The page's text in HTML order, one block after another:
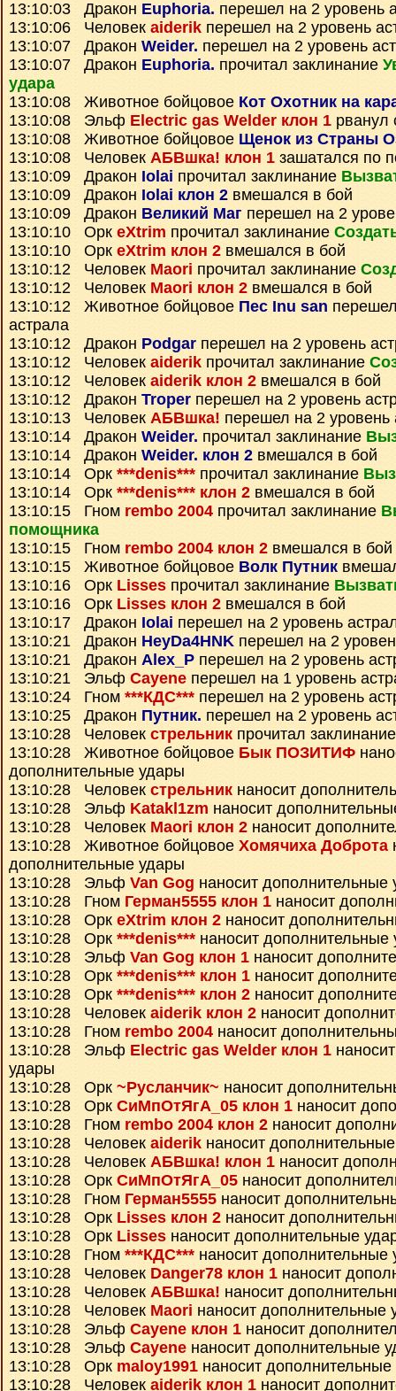
13:10:03 Дракон Euphoria. перешел на 2 уровень
13:10:06 Человек aiderik перешел на 2 уровень
13:10:07 Дракон Weider. перешел на 2 уровень
13:10:07 Дракон Euphoria. прочитал заклинание
удара
13:10:08 Животное бойцовое Кот Охотник на
13:10:08 Эльф Electric gas Welder клон 1 рванул
13:10:08 Животное бойцовое Щенок из Страны
13:10:08 Человек АБВшка! клон 1 зашатался по
13:10:09 Дракон Iolai прочитал заклинание
13:10:09 Дракон Iolai клон 2 вмешался в бой
13:10:09 Дракон Великий Маг перешел на 2
13:10:10 Орк eXtrim прочитал заклинание
13:10:10 Орк eXtrim клон 2 вмешался в бой
13:10:12 Человек Maori прочитал заклинание
13:10:12 Человек Maori клон 2 вмешался в бой
13:10:12 Животное бойцовое Пес Inu san
астрала
13:10:12 Дракон Podgar перешел на 2 уровень
13:10:12 Человек aiderik прочитал заклинание
13:10:12 Человек aiderik клон 2 вмешался в бой
13:10:12 Дракон Troper перешел на 2 уровень
13:10:13 Человек АБВшка! перешел на 2 уровень
13:10:14 Дракон Weider. прочитал заклинание
13:10:14 Дракон Weider. клон 2 вмешался в бой
13:10:14 Орк ***denis*** прочитал заклинание
13:10:14 Орк ***denis*** клон 2 вмешался в бой
13:10:15 Гном rembo 2004 прочитал заклинание
помощника
13:10:15 Гном rembo 2004 клон 2 вмешался в бой
13:10:15 Животное бойцовое Волк Путник
13:10:16 Орк Lisses прочитал заклинание
13:10:16 Орк Lisses клон 2 вмешался в бой
13:10:17 Дракон Iolai перешел на 2 уровень
13:10:21 Дракон HeyDa4HNK перешел на 2
13:10:21 Дракон Alex_P перешел на 2 уровень
13:10:21 Эльф Cayene перешел на 1 уровень
13:10:24 Гном ***КДС*** перешел на 2 уровень
13:10:25 Дракон Путник. перешел на 2 уровень
13:10:28 Человек стрельник прочитал
13:10:28 Животное бойцовое Бык ПОЗИТИФ
дополнительные удары
13:10:28 Человек стрельник наносит
13:10:28 Эльф Katakl1zm наносит
13:10:28 Человек Maori клон 2 наносит
13:10:28 Животное бойцовое Хомячиха Доброта
дополнительные удары
13:10:28 Эльф Van Gog наносит дополнительные
13:10:28 Гном Герман5555 клон 1 наносит
13:10:28 Орк eXtrim клон 2 наносит
13:10:28 Орк ***denis*** наносит дополнительные
13:10:28 Эльф Van Gog клон 1 наносит
13:10:28 Орк ***denis*** клон 1 наносит
13:10:28 Орк ***denis*** клон 2 наносит
13:10:28 Человек aiderik клон 2 наносит
13:10:28 Гном rembo 2004 наносит
13:10:28 Эльф Electric gas Welder клон 1
удары
13:10:28 Орк ~Русланчик~ наносит
13:10:28 Орк СиМпОтЯгА_05 клон 1 наносит
13:10:28 Гном rembo 2004 клон 2 наносит
13:10:28 Человек aiderik наносит
13:10:28 Человек АБВшка! клон 1 наносит
13:10:28 Орк СиМпОтЯгА_05 наносит
13:10:28 Гном Герман5555 наносит
13:10:28 Орк Lisses клон 2 наносит
13:10:28 Орк Lisses наносит дополнительные
13:10:28 Гном ***КДС*** наносит дополнительные
13:10:28 Человек Danger78 клон 1 наносит
13:10:28 Человек АБВшка! наносит
13:10:28 Человек Maori наносит дополнительные
13:10:28 Эльф Cayene клон 1 наносит
13:10:28 Эльф Cayene наносит дополнительные
13:10:28 Орк maloy1991 наносит
13:10:28 Человек aiderik клон 1 наносит